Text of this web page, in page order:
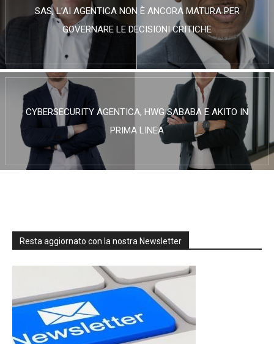
SAS, L’AI AGENTICA NON È ANCORA MATURA PER
GOVERNARE LE DECISIONI CRITICHE
CYBERSECURITY AGENTICA, HWG SABABA E AKITO IN
PRIMA LINEA
Resta aggiornato con la nostra Newsletter